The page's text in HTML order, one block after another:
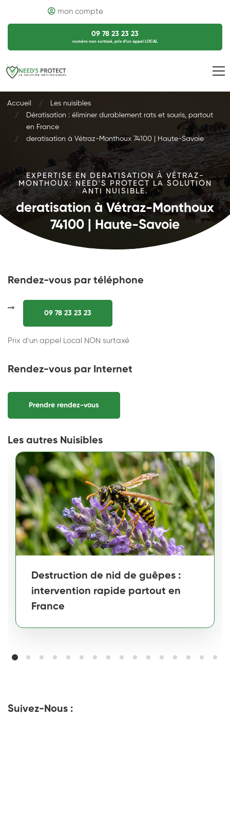
mon compte
09 78 23 23 23
numéro non surtaxé, prix d’un appel LOCAL
Accueil
Les nuisibles
Dératisation : éliminer durablement rats et souris, partout
en France
deratisation à Vétraz-Monthoux 74100 | Haute-Savoie
EXPERTISE EN DERATISATION À VÉTRAZ-
MONTHOUX: NEED'S PROTECT LA SOLUTION
ANTI NUISIBLE.
deratisation à Vétraz-Monthoux
74100 | Haute-Savoie
Rendez-vous par téléphone
09 78 23 23 23
Prix d'un appel Local NON surtaxé
Rendez-vous par Internet
Prendre rendez-vous
Les autres Nuisibles
Destruction de nid de guêpes :
intervention rapide partout en
France
Suivez-Nous :